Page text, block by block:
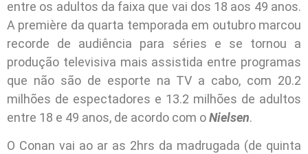
entre os adultos da faixa que vai dos 18 aos 49 anos.
A première da quarta temporada em outubro marcou
recorde de audiência para séries e se tornou a
produção televisiva mais assistida entre programas
que não são de esporte na TV a cabo, com 20.2
milhões de espectadores e 13.2 milhões de adultos
entre 18 e 49 anos, de acordo com oNielsen.
O Conan vai ao ar as 2hrs da madrugada (de quinta